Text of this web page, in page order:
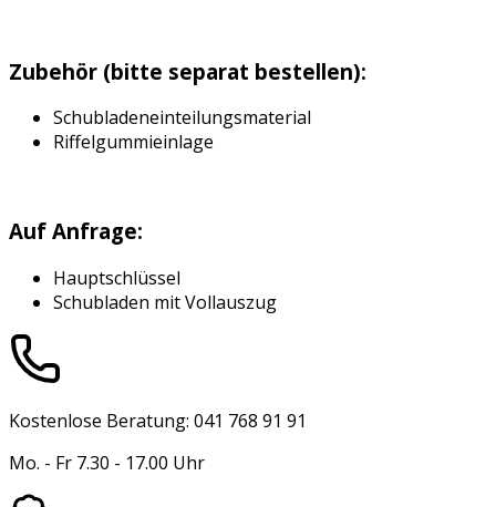
Zubehör (bitte separat bestellen):
Schubladeneinteilungsmaterial
Riffelgummieinlage
Auf Anfrage:
Hauptschlüssel
Schubladen mit Vollauszug
Kostenlose Beratung: 041 768 91 91
Mo. - Fr 7.30 - 17.00 Uhr